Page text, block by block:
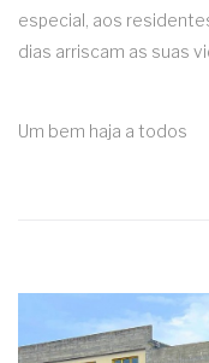
especial, aos
dias arriscam as suas
Um bem haja a todos